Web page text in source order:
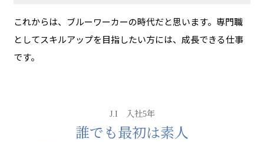
これからは、ブルーワーカーの時代だと思います。専門職
としてスキルアップを目指したい方には、成長できる仕事
です。
J.I 入社5年
誰でも最初は素人